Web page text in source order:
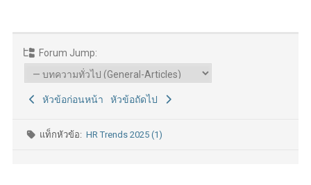
Forum Jump:
หัวข้อก่อนหน้า หัวข้อถัดไป
แท็กหัวข้อ:HR Trends 2025 (1)